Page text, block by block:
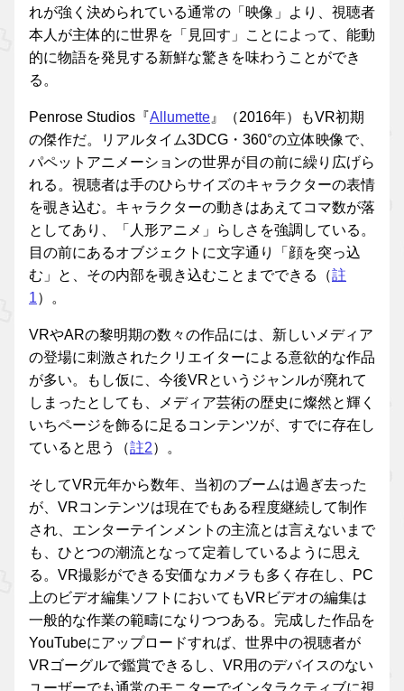
れが強く決められている通常の「映像」より、視聴者
本人が主体的に世界を「見回す」ことによって、能動
的に物語を発見する新鮮な驚きを味わうことができ
る。
Penrose Studios『Allumette 』（2016年）もVR初期
の傑作だ。リアルタイム3DCG・360°の立体映像で、
パペットアニメーションの世界が目の前に繰り広げら
れる。視聴者は手のひらサイズのキャラクターの表情
を覗き込む。キャラクターの動きはあえてコマ数が落
としてあり、「人形アニメ」らしさを強調している。
目の前にあるオブジェクトに文字通り「顔を突っ込
む」と、その内部を覗き込むことまでできる（註
1）。
VRやARの黎明期の数々の作品には、新しいメディア
の登場に刺激されたクリエイターによる意欲的な作品
が多い。もし仮に、今後VRというジャンルが廃れて
しまったとしても、メディア芸術の歴史に燦然と輝く
いちページを飾るに足るコンテンツが、すでに存在し
ていると思う（註2）。
そしてVR元年から数年、当初のブームは過ぎ去った
が、VRコンテンツは現在でもある程度継続して制作
され、エンターテインメントの主流とは言えないまで
も、ひとつの潮流となって定着しているように思え
る。VR撮影ができる安価なカメラも多く存在し、PC
上のビデオ編集ソフトにおいてもVRビデオの編集は
一般的な作業の範疇になりつつある。完成した作品を
YouTubeにアップロードすれば、世界中の視聴者が
VRゴーグルで鑑賞できるし、VR用のデバイスのない
ユーザーでも通常のモニターでインタラクティブに視